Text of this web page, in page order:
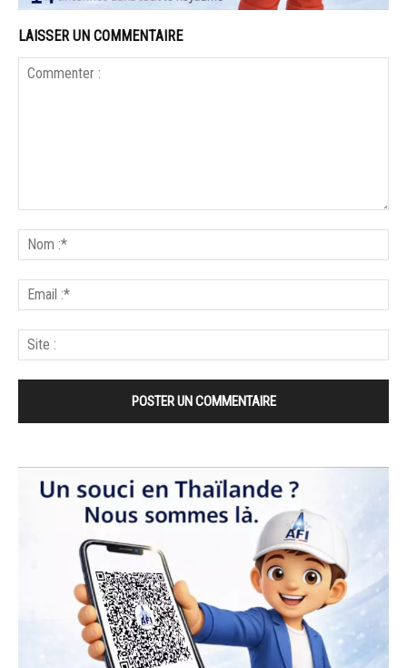
LAISSER UN COMMENTAIRE